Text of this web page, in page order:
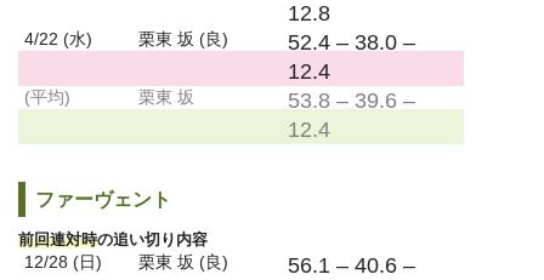
12.8
4/22 (水) 栗東 坂 (良)
52.4 – 38.0 –
12.4
(平均) 栗東 坂
53.8 – 39.6 –
12.4
ファーヴェント
前回連対時の追い切り内容
12/28 (日) 栗東 坂 (良)
56.1 – 40.6 –